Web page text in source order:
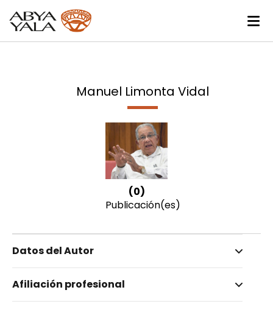
Manuel Limonta Vidal
(0)
Publicación(es)
Datos del Autor
Vidal, Manuel Limonta
Afiliación profesional